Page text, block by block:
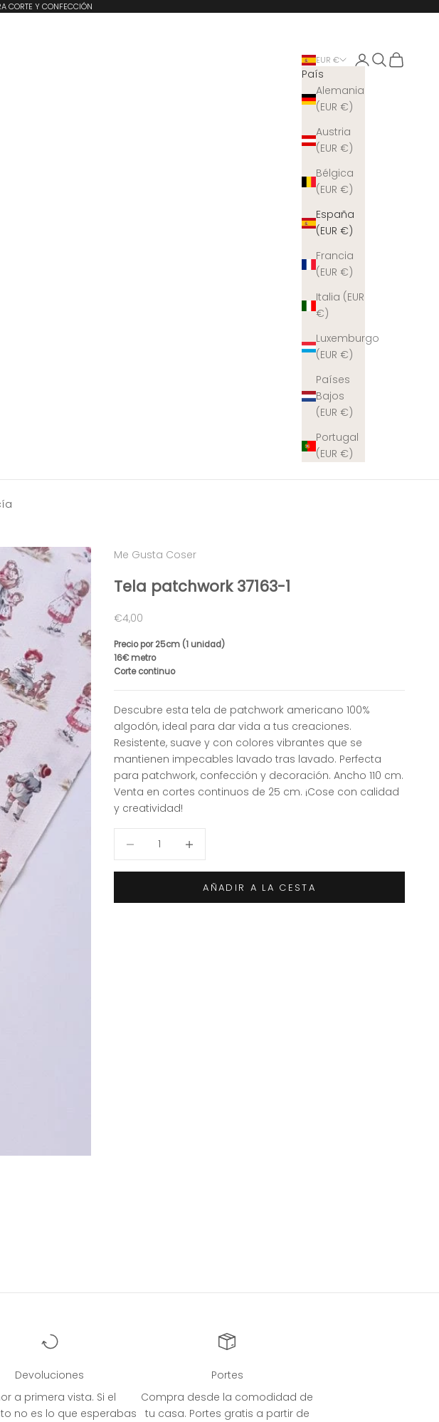
CORTE Y CONFECCIÓN
EUR €
País
Alemania
(EUR €)
Austria
(EUR €)
Bélgica
(EUR €)
España
(EUR €)
Francia
(EUR €)
Italia (EUR
€)
Luxemburgo
(EUR €)
Países
Bajos
(EUR €)
Portugal
(EUR €)
Iniciar sesión
Buscar
Cesta
Me Gusta Coser
Tela patchwork 37163-1
Precio de oferta
€4,00
Precio por 25cm (1 unidad)
16€ metro
Corte continuo
Descubre esta tela de patchwork americano 100%
algodón, ideal para dar vida a tus creaciones.
Resistente, suave y con colores vibrantes que se
mantienen impecables lavado tras lavado. Perfecta
para patchwork, confección y decoración. Ancho 110 cm.
Venta en cortes continuos de 25 cm. ¡Cose con calidad
y creatividad!
AÑADIR A LA CESTA
Devoluciones
a primera vista. Si el
no es lo que esperabas
Portes
Compra desde la comodidad de
tu casa. Portes gratis a partir de